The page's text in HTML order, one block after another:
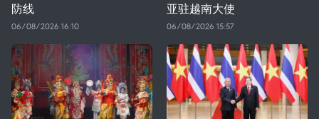
防线
06/08/2026 16:10
亚驻越南大使
06/08/2026 15:57